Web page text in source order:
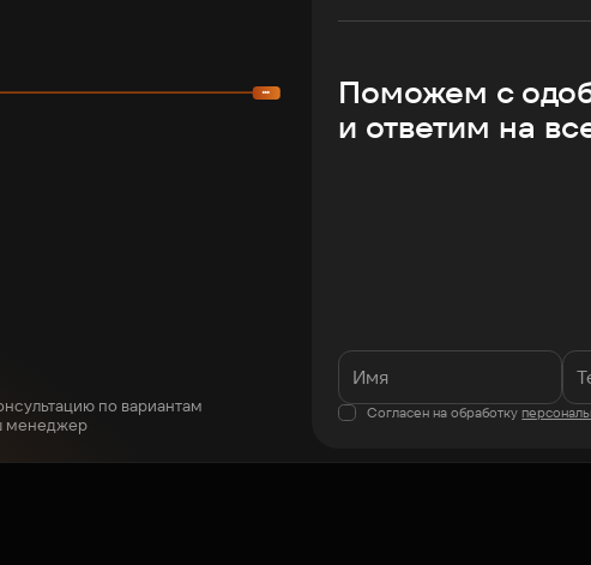
по вариантам
менеджер
Поможем с
и ответим на
Согласен на обработку